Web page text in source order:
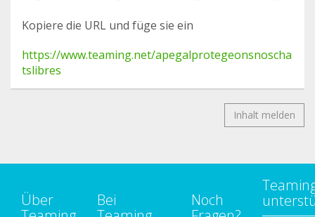
Kopiere die URL und füge sie ein
https://www.teaming.net/apegalprotegeonsnoscha
tslibres
Inhalt melden
Über
Bei
Noch